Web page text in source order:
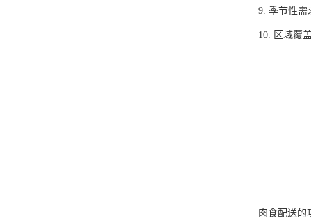
9. 季节性需
10. 区域覆
肉食配送的